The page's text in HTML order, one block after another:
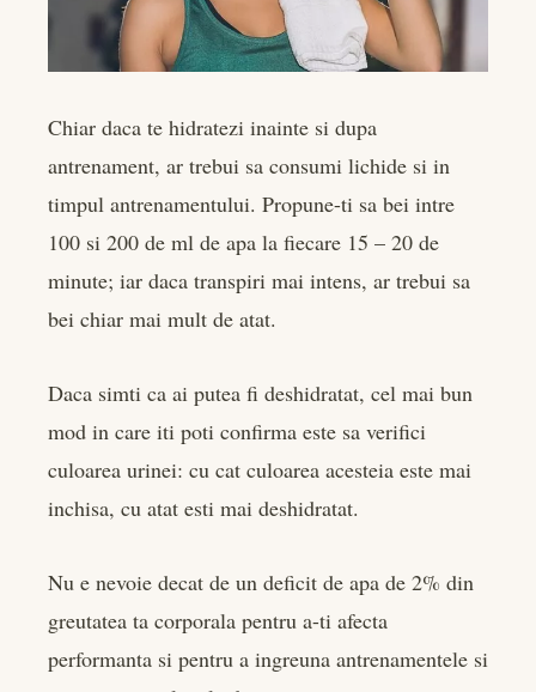
Chiar daca te hidratezi inainte si dupa
antrenament, ar trebui sa consumi lichide si in
timpul antrenamentului. Propune-ti sa bei intre
100 si 200 de ml de apa la fiecare 15 – 20 de
minute; iar daca transpiri mai intens, ar trebui sa
bei chiar mai mult de atat.
Daca simti ca ai putea fi deshidratat, cel mai bun
mod in care iti poti confirma este sa verifici
culoarea urinei: cu cat culoarea acesteia este mai
inchisa, cu atat esti mai deshidratat.
Nu e nevoie decat de un deficit de apa de 2% din
greutatea ta corporala pentru a-ti afecta
performanta si pentru a ingreuna antrenamentele si